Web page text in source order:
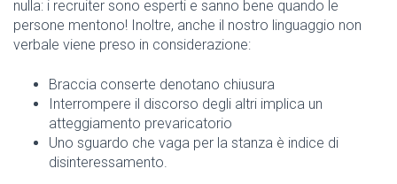
nulla: i recruiter sono esperti e sanno bene quando le
persone mentono! Inoltre, anche il nostro linguaggio non
verbale viene preso in considerazione:
Braccia conserte denotano chiusura
Interrompere il discorso degli altri implica un
atteggiamento prevaricatorio
Uno sguardo che vaga per la stanza è indice di
disinteressamento.